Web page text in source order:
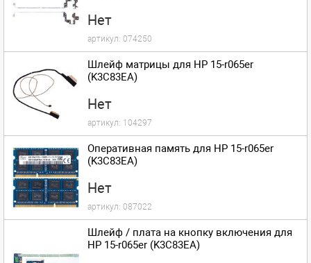
Нет
артикул: 074250
Шлейф матрицы для HP 15-r065er
(K3C83EA)
Нет
артикул: 104297
Оперативная память для HP 15-r065er
(K3C83EA)
Нет
артикул: 087022
Шлейф / плата на кнопку включения для
HP 15-r065er (K3C83EA)